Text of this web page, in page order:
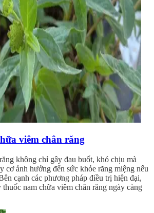
viêm chân răng
không chỉ gây đau buốt, khó chịu mà
cơ ảnh hưởng đến sức khỏe răng miệng nếu
cạnh các phương pháp điều trị hiện đại,
nam chữa viêm chân răng ngày càng